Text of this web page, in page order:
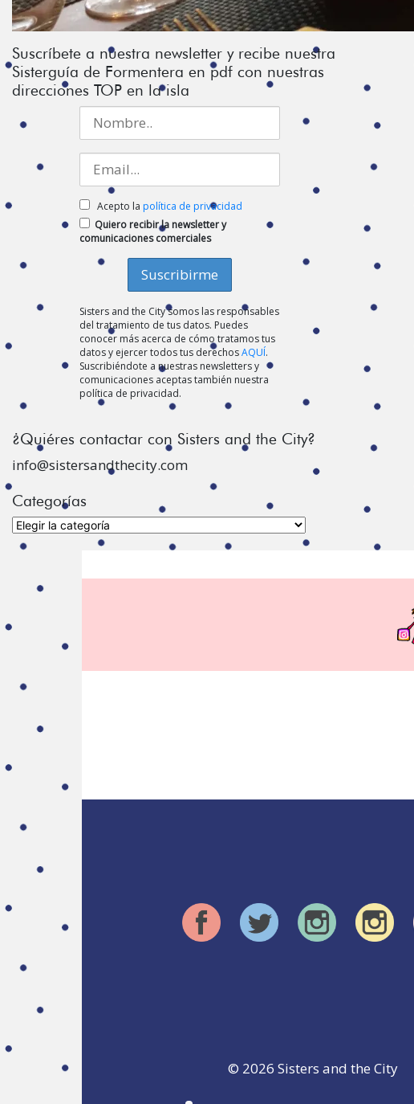
Suscríbete a nuestra newsletter y recibe nuestra
Sisterguía de Formentera en pdf con nuestras
direcciones TOP en la isla
Acepto la política de privacidad
Quiero recibir la newsletter y
comunicaciones comerciales
Sisters and the City somos las responsables
del tratamiento de tus datos. Puedes
conocer más acerca de cómo tratamos tus
datos y ejercer todos tus derechosAQUÍ.
Suscribiéndote a nuestras newsletters y
comunicaciones aceptas también nuestra
política de privacidad.
¿Quiéres contactar con Sisters and the City?
info@sistersandthecity.com
Categorías
Categorías
© 2026 Sisters and the City